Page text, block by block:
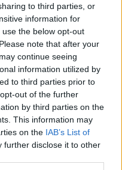
to third parties, or
information for
the below opt-out
note that after your
continue seeing
information utilized by
to third parties prior to
out of the further
by third parties on the
This information may
on the IAB’s List of
further disclose it to other
2077 fejlesztőitől
fog
2077 folytatása
a tétet